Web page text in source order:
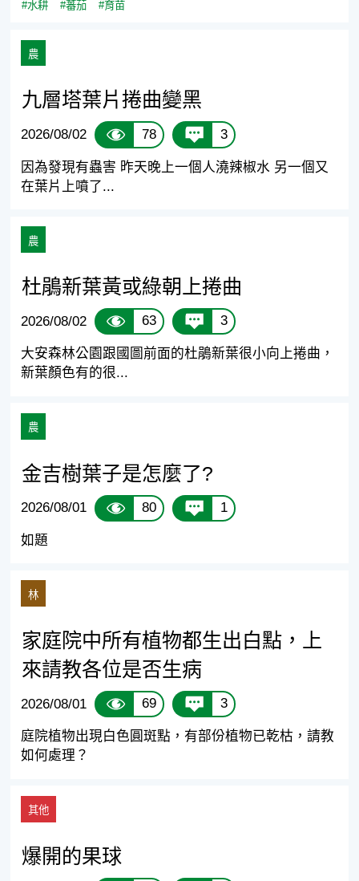
#水耕 #蕃茄 #育苗
農
九層塔葉片捲曲變黑
2026/08/02 78 3
因為發現有蟲害 昨天晚上一個人澆辣椒水 另一個又
在葉片上噴了...
農
杜鵑新葉黃或綠朝上捲曲
2026/08/02 63 3
大安森林公園跟國圖前面的杜鵑新葉很小向上捲曲，
新葉顏色有的很...
農
金吉樹葉子是怎麼了?
2026/08/01 80 1
如題
林
家庭院中所有植物都生出白點，上
來請教各位是否生病
2026/08/01 69 3
庭院植物出現白色圓斑點，有部份植物已乾枯，請教
如何處理？
其他
爆開的果球